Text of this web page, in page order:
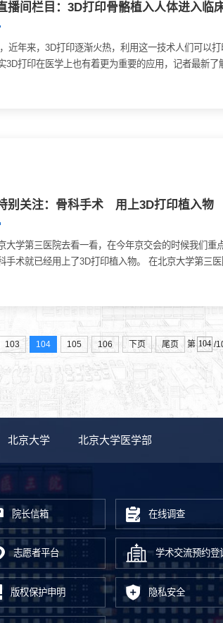
播间栏目：3D打印骨骼植入人体进入临
近年来，3D打印逐渐火热，利用这一技术人们可以
3D打印在医学上也有着更为重要的应用，记者最新了
别关注：骨科手术 用上3D打印植入物
大学第三医院去看一看，在今年京交会的时候我们
手术就已经用上了3D打印植入物。 在北京大学第三医
103 104 105 106 下页 尾页 第 /
北京大学 北京大学医学部
院长信箱 在线调查
志愿者平台 学术交流预约登
版权保护申明 隐私安全